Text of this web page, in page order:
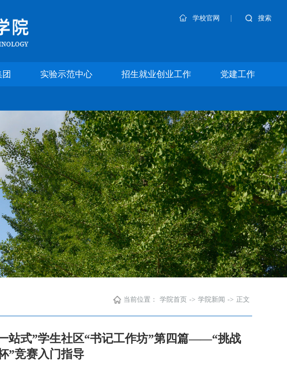
网
学校官网 | 搜索
实验示范中心 招生就业创业工作 党建工作
当前位置： 学院首页 -> 学院新闻 -> 正文
式”学生社区“书记工作坊”第四篇——“挑战
”竞赛入门指导